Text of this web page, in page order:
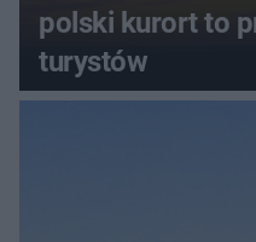
polski kurort to
turystów